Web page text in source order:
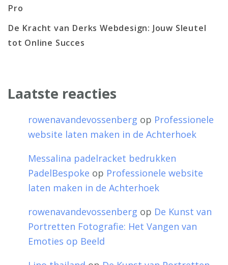
Pro
De Kracht van Derks Webdesign: Jouw Sleutel
tot Online Succes
Laatste reacties
rowenavandevossenberg op Professionele
website laten maken in de Achterhoek
Messalina padelracket bedrukken
PadelBespoke op Professionele website
laten maken in de Achterhoek
rowenavandevossenberg op De Kunst van
Portretten Fotografie: Het Vangen van
Emoties op Beeld